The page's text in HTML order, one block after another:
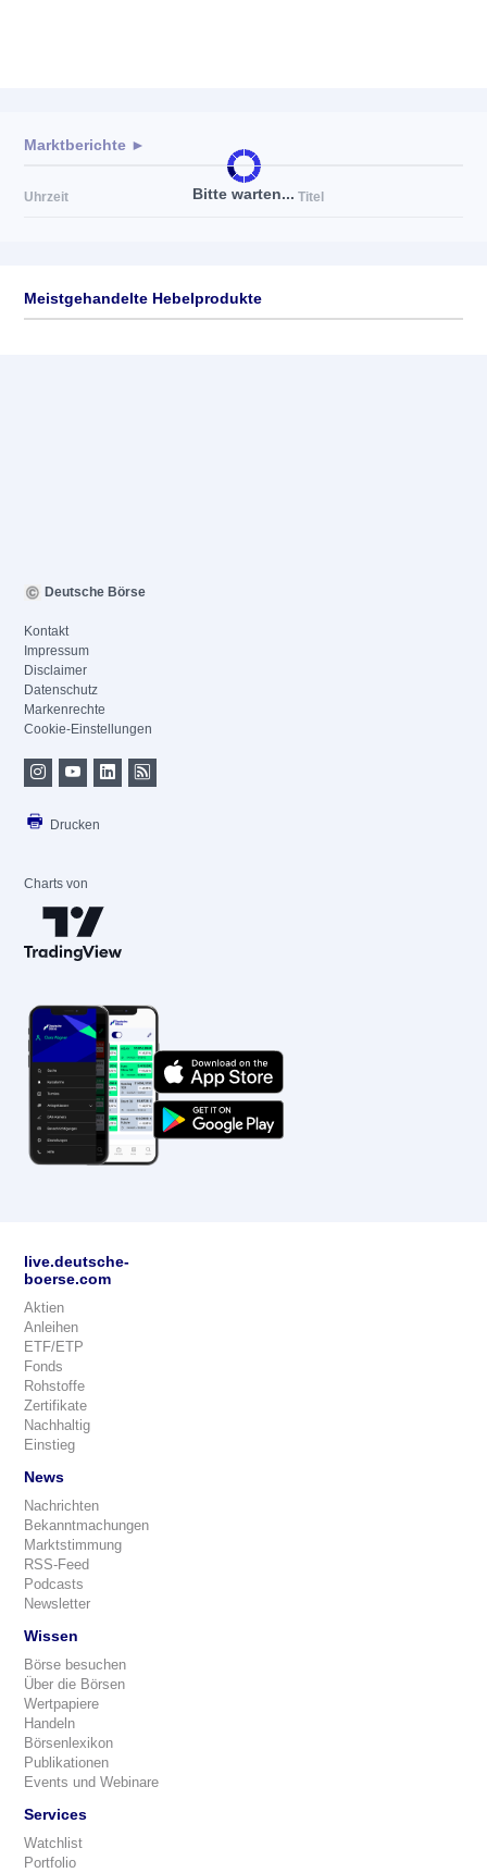
Bitte warten...
Marktberichte ►
Uhrzeit Titel
Meistgehandelte Hebelprodukte
Deutsche Börse
Kontakt
Impressum
Disclaimer
Datenschutz
Markenrechte
Cookie-Einstellungen
Drucken
Charts von
live.deutsche-
boerse.com
Aktien
Anleihen
ETF/ETP
Fonds
Rohstoffe
Zertifikate
Nachhaltig
Einstieg
News
Nachrichten
Bekanntmachungen
Marktstimmung
RSS-Feed
Podcasts
Newsletter
Wissen
Börse besuchen
Über die Börsen
Wertpapiere
Handeln
Börsenlexikon
Publikationen
Events und Webinare
Services
Watchlist
Portfolio